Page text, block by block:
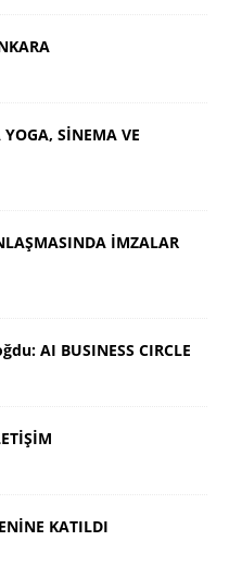
SİNEMA VE
İMZALAR
AI BUSINESS CIRCLE
KATILDI